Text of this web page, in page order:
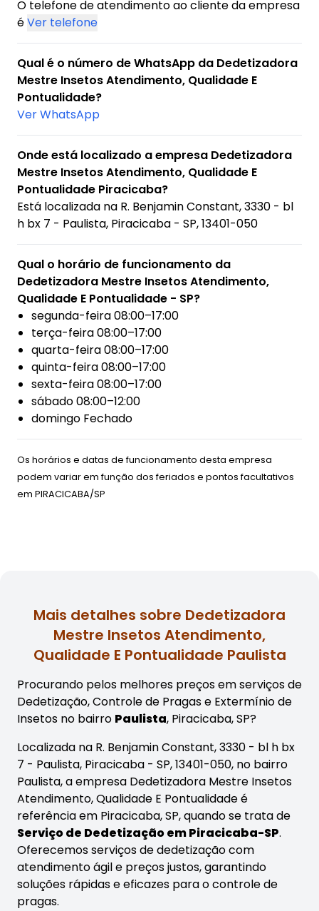
O telefone de atendimento ao cliente da empresa
éVer telefone
Qual é o número de WhatsApp da Dedetizadora
Mestre Insetos Atendimento, Qualidade E
Pontualidade?
Ver WhatsApp
Onde está localizado a empresa Dedetizadora
Mestre Insetos Atendimento, Qualidade E
Pontualidade Piracicaba?
Está localizada na R. Benjamin Constant, 3330 - bl
h bx 7 - Paulista, Piracicaba - SP, 13401-050
Qual o horário de funcionamento da
Dedetizadora Mestre Insetos Atendimento,
Qualidade E Pontualidade - SP?
segunda-feira 08:00–17:00
terça-feira 08:00–17:00
quarta-feira 08:00–17:00
quinta-feira 08:00–17:00
sexta-feira 08:00–17:00
sábado 08:00–12:00
domingo Fechado
Os horários e datas de funcionamento desta empresa
podem variar em função dos feriados e pontos facultativos
em PIRACICABA/SP
Mais detalhes sobre Dedetizadora
Mestre Insetos Atendimento,
Qualidade E Pontualidade Paulista
Procurando pelos melhores preços em serviços de
Dedetização, Controle de Pragas e Extermínio de
Insetos no bairro Paulista, Piracicaba, SP?
Localizada na R. Benjamin Constant, 3330 - bl h bx
7 - Paulista, Piracicaba - SP, 13401-050, no bairro
Paulista, a empresa Dedetizadora Mestre Insetos
Atendimento, Qualidade E Pontualidade é
referência em Piracicaba, SP, quando se trata de
Serviço de Dedetização em Piracicaba-SP.
Oferecemos serviços de dedetização com
atendimento ágil e preços justos, garantindo
soluções rápidas e eficazes para o controle de
pragas.